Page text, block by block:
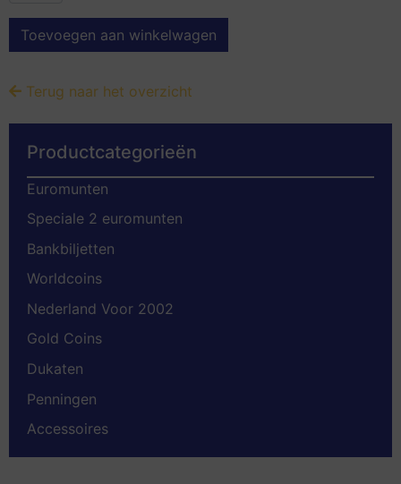
Toevoegen aan winkelwagen
Terug naar het overzicht
Productcategorieën
Euromunten
Speciale 2 euromunten
Bankbiljetten
Worldcoins
Nederland Voor 2002
Gold Coins
Dukaten
Penningen
Accessoires